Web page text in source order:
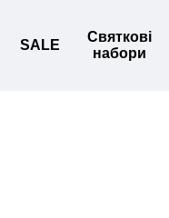
SALE
Святкові
набори